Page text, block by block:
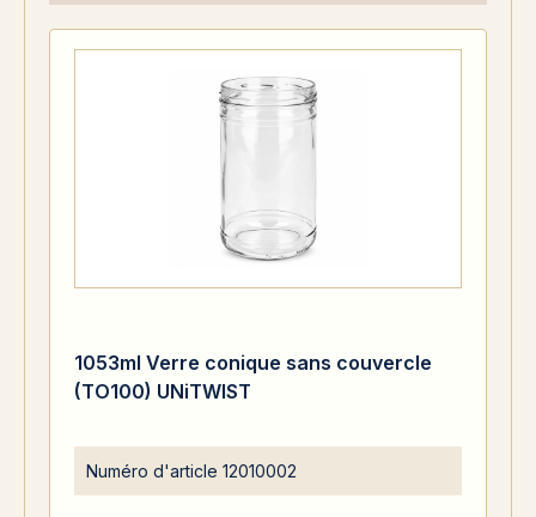
1053ml Verre conique sans couvercle
(TO100) UNiTWIST
Numéro d'article 12010002